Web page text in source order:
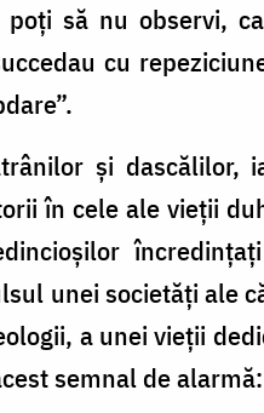
să nu observi,
cu
și dascălilor,
în cele ale vieții
unei societăți ale
a unei vieții
semnal de